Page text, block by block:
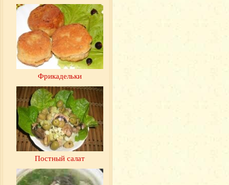
Фрикадельки
Постный салат